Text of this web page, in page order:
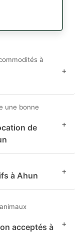
à
+
une bonne
de
+
à Ahun +
acceptés à
+